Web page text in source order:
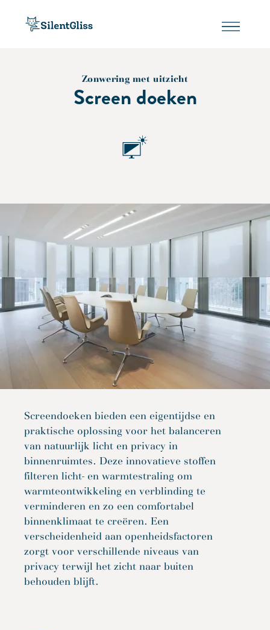
Zonwering met uitzicht
Screen doeken
Screendoeken bieden een eigentijdse en
praktische oplossing voor het balanceren
van natuurlijk licht en privacy in
binnenruimtes. Deze innovatieve stoffen
filteren licht- en warmtestraling om
warmteontwikkeling en verblinding te
verminderen en zo een comfortabel
binnenklimaat te creëren. Een
verscheidenheid aan openheidsfactoren
zorgt voor verschillende niveaus van
privacy terwijl het zicht naar buiten
behouden blijft.